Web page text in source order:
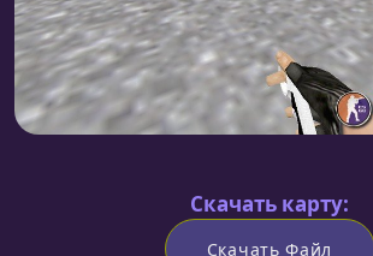
Скачать карту:
Скачать Файл